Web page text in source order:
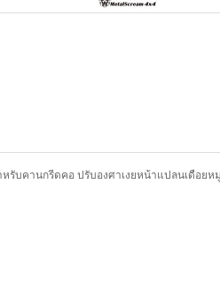
บคานกรีดคอ ปรับองศาเงยหน้าแปลนเดือยห